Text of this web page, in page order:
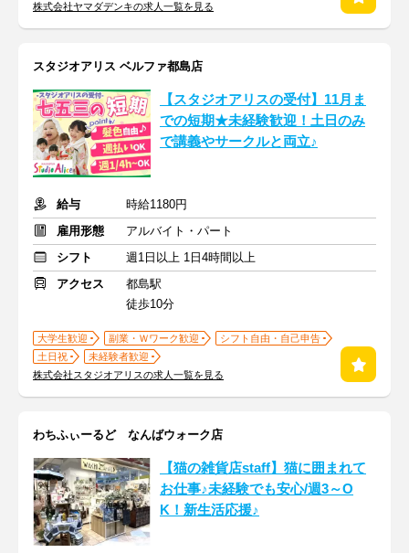
株式会社ヤマダデンキの求人一覧を見る
スタジオアリス ベルファ都島店
【スタジオアリスの受付】11月ま
での短期★未経験歓迎！土日のみ
で講義やサークルと両立♪
給与
時給1180円
雇用形態
アルバイト・パート
シフト
週1日以上 1日4時間以上
アクセス
都島駅
徒歩10分
大学生歓迎 副業・Ｗワーク歓迎
シフト自由・自己申告
土日祝
未経験者歓迎
株式会社スタジオアリスの求人一覧を見る
わちふぃーるど なんばウォーク店
【猫の雑貨店staff】猫に囲まれて
お仕事♪未経験でも安心/週3～O
K！新生活応援♪